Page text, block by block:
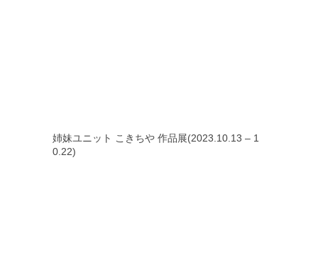
姉妹ユニット こきちや 作品展(2023.10.13 – 1
0.22)